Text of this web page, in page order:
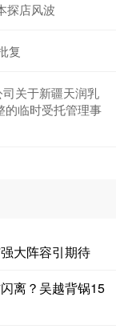
探店风波
复
关于新疆天润乳
的临时受托管理事
大阵容引期待
离？吴越背锅15